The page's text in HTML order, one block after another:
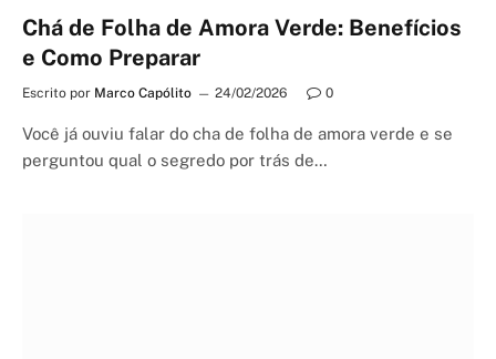
Chá de Folha de Amora Verde: Benefícios
e Como Preparar
Escrito por Marco Capólito 24/02/2026 0
Você já ouviu falar do cha de folha de amora verde e se
perguntou qual o segredo por trás de…